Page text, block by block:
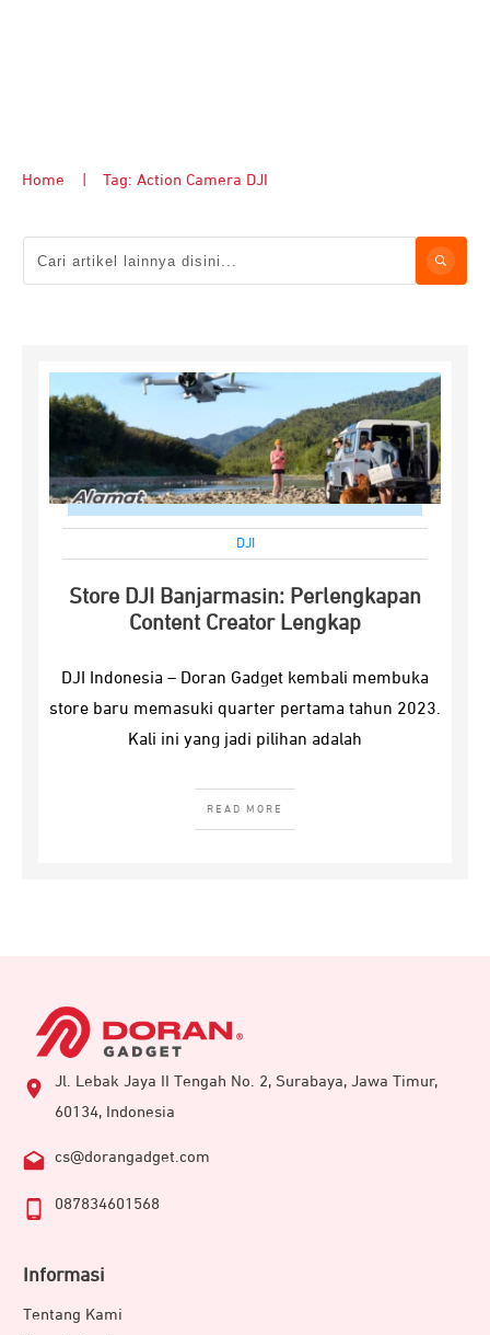
Home Tag: Action Camera DJI
DJI
Store DJI Banjarmasin: Perlengkapan
Content Creator Lengkap
DJI Indonesia – Doran Gadget kembali membuka
store baru memasuki quarter pertama tahun 2023.
Kali ini yang jadi pilihan adalah
READ MORE
Jl. Lebak Jaya II Tengah No. 2, Surabaya, Jawa Timur,
60134, Indonesia
cs@dorangadget.com
087834601568
Informasi
Tentang Kami